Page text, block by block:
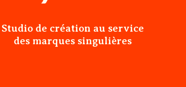
Studio de création au service
des marques singulières